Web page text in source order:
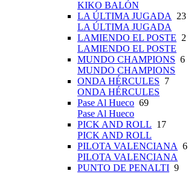
KIKO BALÓN
LA ÚLTIMA JUGADA
23
LA ÚLTIMA JUGADA
LAMIENDO EL POSTE 2
LAMIENDO EL POSTE
MUNDO CHAMPIONS 6
MUNDO CHAMPIONS
ONDA HÉRCULES 7
ONDA HÉRCULES
Pase Al Hueco 69
Pase Al Hueco
PICK AND ROLL 17
PICK AND ROLL
PILOTA VALENCIANA 6
PILOTA VALENCIANA
PUNTO DE PENALTI 9